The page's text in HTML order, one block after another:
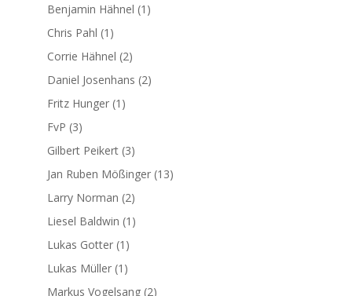
Benjamin Hähnel (1)
Chris Pahl (1)
Corrie Hähnel (2)
Daniel Josenhans (2)
Fritz Hunger(1)
FvP (3)
Gilbert Peikert(3)
Jan Ruben Mößinger(13)
Larry Norman (2)
Liesel Baldwin (1)
Lukas Gotter(1)
Lukas Müller(1)
Markus Vogelsang(2)